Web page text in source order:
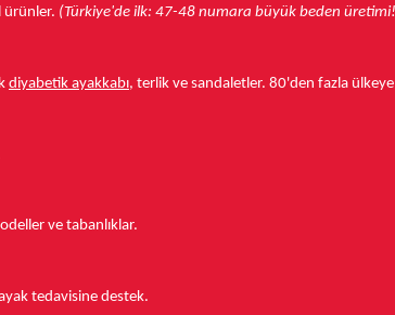
ürünler. (Türkiye'de ilk: 47-48 numara büyük beden
diyabetik ayakkabı, terlik ve sandaletler. 80'den fazla ülkeye
ve tabanlıklar.
tedavisine destek.